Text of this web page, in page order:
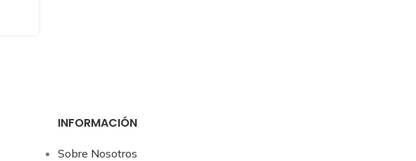
INFORMACIÓN
Sobre Nosotros